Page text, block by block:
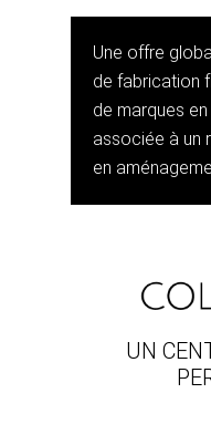
Une offre
de fabrication
de marques
associée à un
en
UN